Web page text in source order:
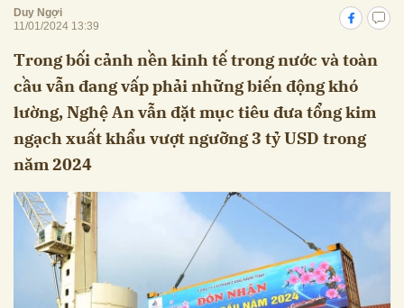
Duy Ngợi
11/01/2024 13:39
Trong bối cảnh nền kinh tế trong nước và toàn
cầu vẫn đang vấp phải những biến động khó
lường, Nghệ An vẫn đặt mục tiêu đưa tổng kim
ngạch xuất khẩu vượt ngưỡng 3 tỷ USD trong
năm 2024